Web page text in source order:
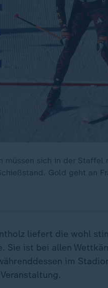
müssen sich in der
Gold geht an
liefert die wohl
Sie ist bei allen
im